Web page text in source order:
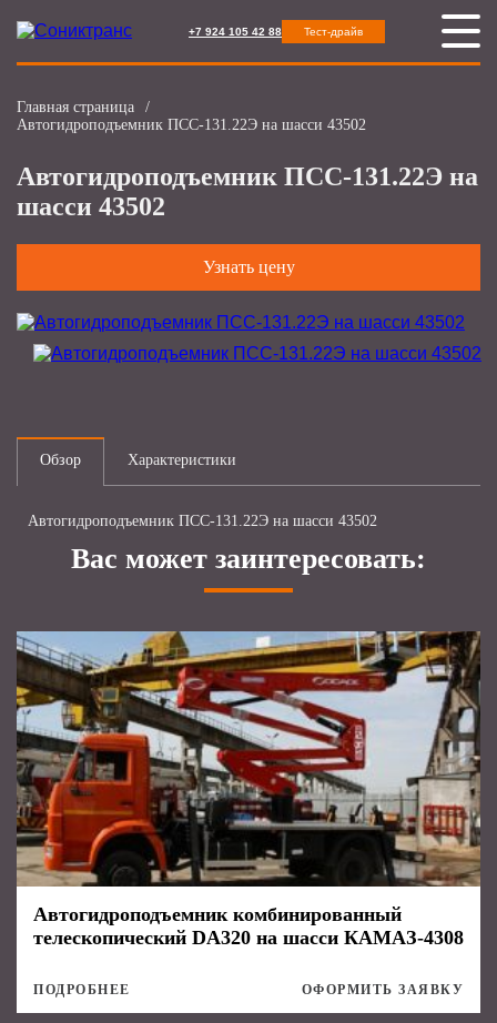
+7 924 105 42 88 Тест-драйв
Главная страница
/
Автогидроподъемник ПСС-131.22Э на шасси 43502
Автогидроподъемник ПСС-131.22Э на
шасси 43502
Узнать цену
Обзор
Автогидроподъемник ПСС-131.22Э на шасси 43502
Характеристики
Вас может заинтересовать:
Автогидроподъемник комбинированный
телескопический DA320 на шасси КАМАЗ-4308
ПОДРОБНЕЕ ОФОРМИТЬ ЗАЯВКУ